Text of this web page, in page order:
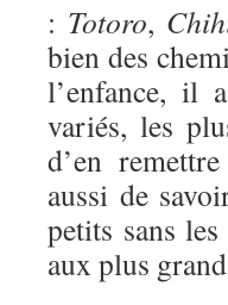
: Totoro,
bien des
l’enfance, il
variés, les
d’en
aussi de
petits sans
aux plus